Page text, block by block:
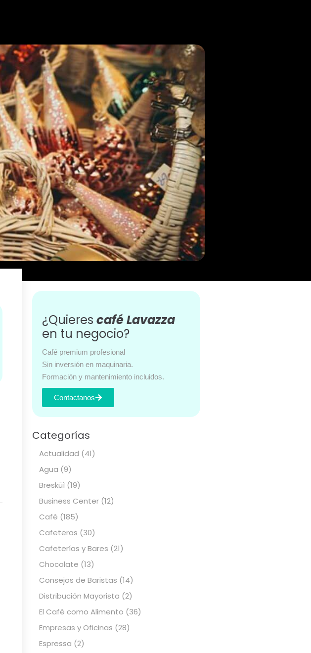
¿Quieres café Lavazza
en tu negocio?
Café premium profesional
Sin inversión en maquinaria.
Formación y mantenimiento incluidos.
Contactanos
Categorías
Actualidad (41)
Agua (9)
Bresküì(19)
Business Center(12)
Café (185)
Cafeteras (30)
Cafeterías y Bares (21)
Chocolate (13)
Consejos de Baristas (14)
Distribución Mayorista (2)
El Café como Alimento (36)
Empresas y Oficinas (28)
Espressa (2)